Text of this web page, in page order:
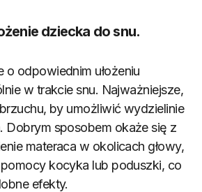
dziecka do snu.
o odpowiednim ułożeniu
w trakcie snu. Najważniejsze,
by umożliwić wydzielinie
Dobrym sposobem okaże się z
materaca w okolicach głowy,
kocyka lub poduszki, co
efekty.